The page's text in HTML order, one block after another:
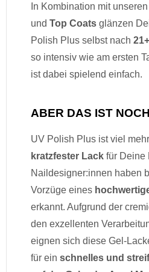
In Kombination mit
und Top Coats glänzen
Polish Plus selbst nach
so intensiv wie am ersten
ist dabei spielend einfach.
ABER DAS IST
UV Polish Plus ist viel
kratzfester Lack für Deine
Naildesigner:innen haben
Vorzüge eines
erkannt. Aufgrund der
den exzellenten
eignen sich diese Gel-
für ein schnelles und